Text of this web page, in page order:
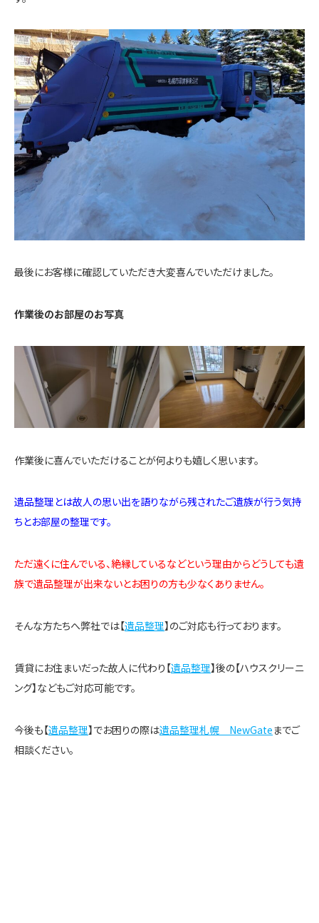
最後にお客様に確認していただき大変喜んでいただけました。
作業後のお部屋のお写真
作業後に喜んでいただけることが何よりも嬉しく思います。
遺品整理とは故人の思い出を語りながら残されたご遺族が行う気持
ちとお部屋の整理です。
ただ遠くに住んでいる、絶縁しているなどという理由からどうしても遺
族で遺品整理が出来ないとお困りの方も少なくありません。
そんな方たちへ弊社では【遺品整理】のご対応も行っております。
賃貸にお住まいだった故人に代わり【遺品整理】後の【ハウスクリーニ
ング】などもご対応可能です。
今後も【遺品整理】でお困りの際は遺品整理札幌 NewGateまでご
相談ください。